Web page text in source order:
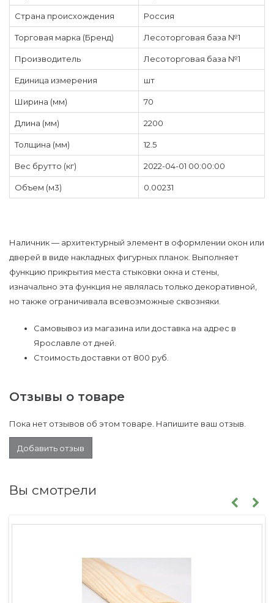
Страна происхождения Россия
Торговая марка (Бренд) Лесоторговая база №1
Производитель Лесоторговая база №1
Единица измерения шт
Ширина (мм) 70
Длина (мм) 2200
Толщина (мм) 12.5
Вес брутто (кг) 2022-04-01 00:00:00
Объем (м3) 0.00231
Наличник — архитектурный элемент в оформлении окон или
дверей в виде накладных фигурных планок. Выполняет
функцию прикрытия места стыковки окна и стены,
изначально эта функция не являлась только декоративной,
но также ограничивала всевозможные сквозняки.
Самовывоз из магазина или доставка на адрес в
Ярославле от дней.
Стоимость доставки от 800 руб.
Отзывы о товаре
Пока нет отзывов об этом товаре. Напишите ваш отзыв.
Добавить отзыв
Вы смотрели